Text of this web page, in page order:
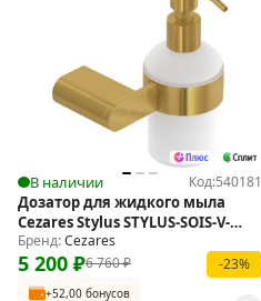
В наличии Код:540181
Дозатор для жидкого мыла
Cezares Stylus STYLUS-SOIS-V-
BORO
Бренд:Cezares
6 760₽
5 200 ₽ -23%
+52,00 бонусов